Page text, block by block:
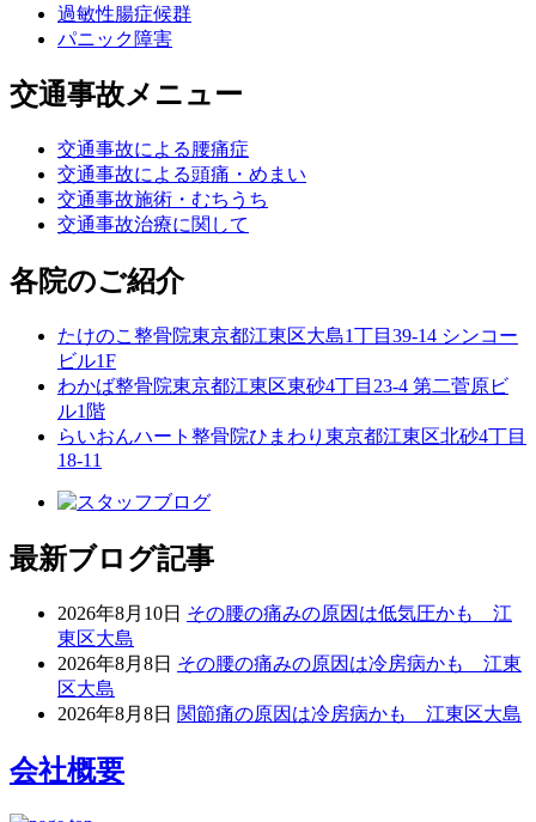
過敏性腸症候群
パニック障害
交通事故メニュー
交通事故による腰痛症
交通事故による頭痛・めまい
交通事故施術・むちうち
交通事故治療に関して
各院のご紹介
たけのこ整骨院東京都江東区大島1丁目39-14 シンコー
ビル1F
わかば整骨院東京都江東区東砂4丁目23-4 第二菅原ビ
ル1階
らいおんハート整骨院ひまわり 東京都江東区北砂4丁目
18-11
最新ブログ記事
2026年8月10日 その腰の痛みの原因は低気圧かも 江
東区大島
2026年8月8日 その腰の痛みの原因は冷房病かも 江東
区大島
2026年8月8日 関節痛の原因は冷房病かも 江東区大島
会社概要